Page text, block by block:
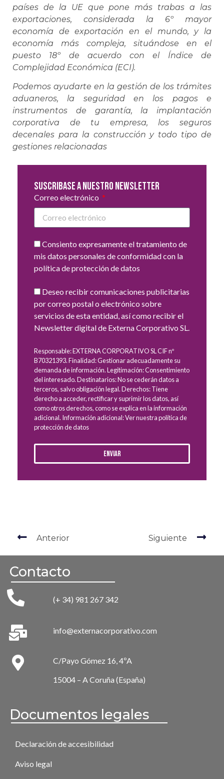
países de la UE que pone más trabas a las
exportaciones, considerada la 6º mayor
economía de exportación en el mundo, y la
economía más compleja, situándose en el
puesto 18º de acuerdo con el Índice de
Complejidad Económica (ECI).
Podemos ayudarte en la gestión de los trámites
aduaneros, la seguridad en los pagos e
instrumentos de garantía, la implantación
corporativa de tu empresa, los seguros
decenales para la construcción y todo tipo de
gestiones relacionadas
Suscribase a nuestro newsletter
Correo electrónico
Consiento expresamente el tratamiento de
mis datos personales de conformidad con la
política de protección de datos
Deseo recibir comunicaciones publicitarias
por correo postal o electrónico sobre
servicios de esta entidad, así como recibir el
Newsletter digital de Externa Corporativo SL.
Responsable: EXTERNA CORPORATIVO SL CIF nº
B70321393. Finalidad: Gestionar adecuadamente su
demanda de información. Legitimación: Consentimiento
del interesado. Destinatarios: No se cederán datos a
terceros, salvo obligación legal. Derechos: Tiene
derecho a acceder, rectificar y suprimir los datos, así
como otros derechos, como se explica en la información
adicional. Información adicional: Ver nuestra política de
protección de datos
Enviar
Anterior Siguiente
Contacto
(+ 34) 981 267 342
info@externacorporativo.com
C/Payo Gómez 16, 4ºA
15004 – A Coruña (España)
Documentos legales
Declaración de accesibilidad
Aviso legal